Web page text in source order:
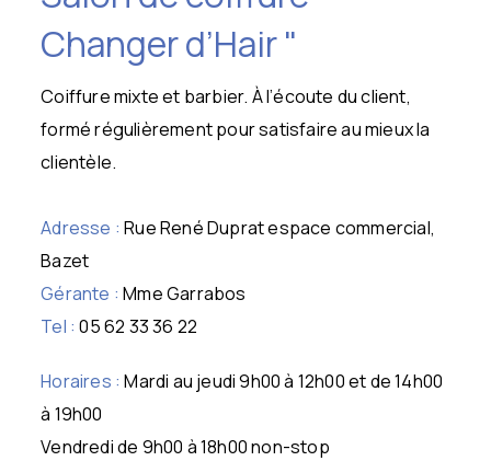
Changer d’Hair "
Coiffure mixte et barbier. À l’écoute du client,
formé régulièrement pour satisfaire au mieux la
clientèle.
Adresse : Rue René Duprat espace commercial,
Bazet
Gérante : Mme Garrabos
Tel : 05 62 33 36 22
Horaires : Mardi au jeudi 9h00 à 12h00 et de 14h00
à 19h00
Vendredi de 9h00 à 18h00 non-stop